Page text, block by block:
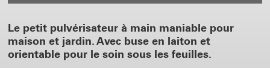
Le petit pulvérisateur à main maniable pour
maison et jardin. Avec buse en laiton et
orientable pour le soin sous les feuilles.